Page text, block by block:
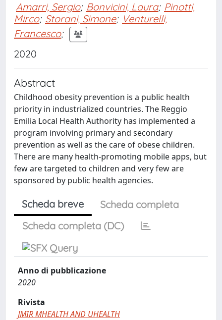
Amarri, Sergio; Bonvicini, Laura; Pinotti,
Mirco; Storani, Simone; Venturelli,
Francesco;
2020
Abstract
Childhood obesity prevention is a public health
priority in industrialized countries. The Reggio
Emilia Local Health Authority has implemented a
program involving primary and secondary
prevention as well as the care of obese children.
There are many health-promoting mobile apps, but
few are targeted to children and very few are
sponsored by public health agencies.
Scheda breve
Scheda completa
Scheda completa (DC)
Anno di pubblicazione
2020
Rivista
JMIR MHEALTH AND UHEALTH